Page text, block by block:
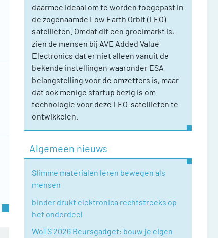
daarmee ideaal om te worden toegepast in
de zogenaamde Low Earth Orbit (LEO)
satellieten. Omdat dit een groeimarkt is,
zien de mensen bij AVE Added Value
Electronics dat er niet alleen vanuit de
bekende instellingen waaronder ESA
belangstelling voor de omzetters is, maar
dat ook menige startup bezig is om
technologie voor deze LEO-satellieten te
ontwikkelen.
Algemeen nieuws
Slimme materialen leren bewegen als
mensen
binder drukt elektronica rechtstreeks op
het onderdeel
WoTS 2026 Beursgadget: bouw je eigen